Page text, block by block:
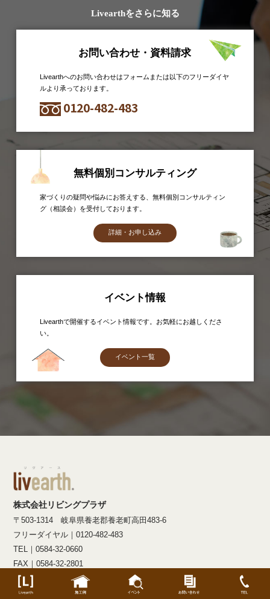
Livearthをさらに知る
お問い合わせ・資料請求
Livearthへのお問い合わせはフォームまたは以下のフリーダイヤ
ルより承っております。
0120-482-483
無料個別コンサルティング
家づくりの疑問や悩みにお答えする、無料個別コンサルティン
グ（相談会）を受付しております。
詳細・お申し込み
イベント情報
Livearthで開催するイベント情報です。お気軽にお越しくださ
い。
イベント一覧
株式会社リビングプラザ
〒503-1314 岐阜県養老郡養老町高田483-6
フリーダイヤル｜0120-482-483
TEL｜0584-32-0660
FAX｜0584-32-2801
Mail｜info@livearth.co.jp